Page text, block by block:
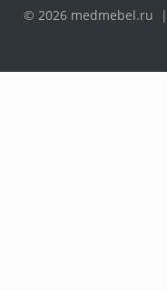
© 2026 medmebel.ru |